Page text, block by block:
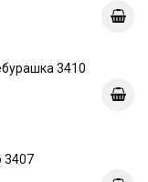
3410
3407